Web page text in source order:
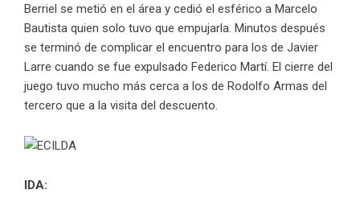
Berriel se metió en el área y cedió el esférico a Marcelo
Bautista quien solo tuvo que empujarla. Minutos después
se terminó de complicar el encuentro para los de Javier
Larre cuando se fue expulsado Federico Martí. El cierre del
juego tuvo mucho más cerca a los de Rodolfo Armas del
tercero que a la visita del descuento.
IDA: